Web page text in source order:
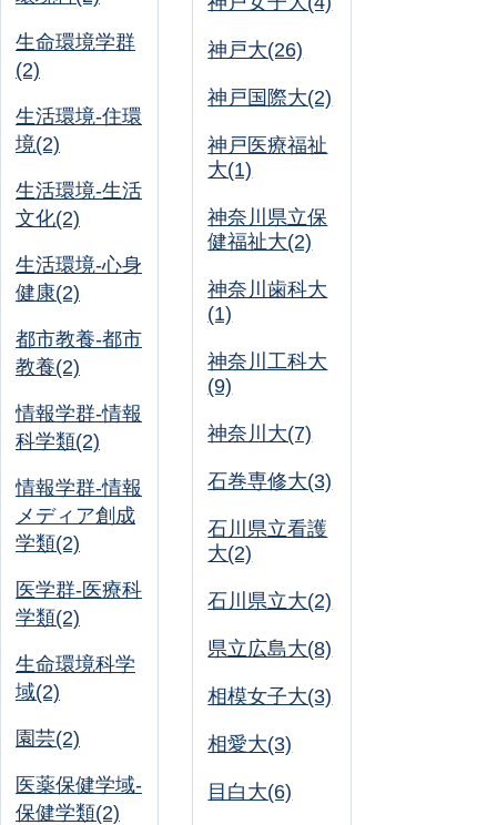
生命環境学群
(2)
生活環境-住環
境(2)
生活環境-生活
文化(2)
生活環境-心身
健康(2)
都市教養-都市
教養(2)
情報学群-情報
科学類(2)
情報学群-情報
メディア創成
学類(2)
医学群-医療科
学類(2)
生命環境科学
域(2)
園芸(2)
医薬保健学域-
保健学類(2)
神戸大(26)
神戸国際大(2)
神戸医療福祉
大(1)
神奈川県立保
健福祉大(2)
神奈川歯科大
(1)
神奈川工科大
(9)
神奈川大(7)
石巻専修大(3)
石川県立看護
大(2)
石川県立大(2)
県立広島大(8)
相模女子大(3)
相愛大(3)
目白大(6)